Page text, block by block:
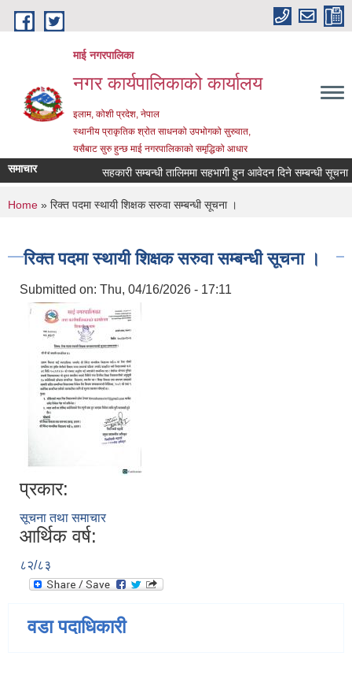
Skip to main content
माई नगरपालिका
नगर कार्यपालिकाको कार्यालय
इलाम, कोशी प्रदेश, नेपाल
स्थानीय प्राकृतिक श्रोत साधनको उपभोगको सुरुवात,
यसैबाट सुरु हुन्छ माई नगरपालिकाको समृद्धिको आधार
समाचार सहकारी सम्बन्धी तालिममा सहभागी हुन आवेदन दिने सम्बन्धी सूचना
You are here
Home » रिक्त पदमा स्थायी शिक्षक सरुवा सम्बन्धी सूचना ।
रिक्त पदमा स्थायी शिक्षक सरुवा सम्बन्धी सूचना ।
Submitted on: Thu, 04/16/2026 - 17:11
प्रकार:
सूचना तथा समाचार
आर्थिक वर्ष:
८२/८३
वडा पदाधिकारी